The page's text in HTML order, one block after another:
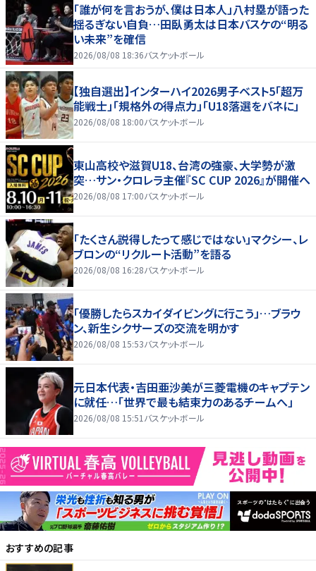
「誰が何を言おうが、僕は日本人」八村塁が語った
揺るぎない自負…田臥勇太は日本バスケの“明る
い未来”を確信
2026/08/08 18:36バスケットボール
【独自選出】インターハイ2026男子ベスト5「超万
能戦士」「規格外の得点力」「U18落選をバネに」
2026/08/08 18:00バスケットボール
東山高校や滋賀U18、台湾の強豪、大学勢が激
突…サン・クロレラ主催『SC CUP 2026』が開催へ
2026/08/08 17:00バスケットボール
「たくさん説得したって感じではない」マクシー、レ
ブロンの“リクルート活動”を語る
2026/08/08 16:28バスケットボール
「優勝したらスカイダイビングに行こう」…ブラウ
ン、新生シクサーズの交流を明かす
2026/08/08 15:53バスケットボール
元日本代表・吉田亜沙美が三菱電機のキャプテン
に就任…「世界で最も結束力のあるチームへ」
2026/08/08 15:51 バスケットボール
おすすめの記事